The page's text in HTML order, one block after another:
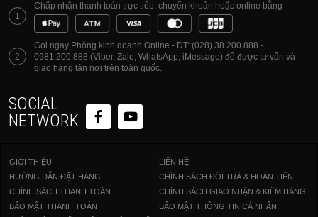
1
Chấp nhận thanh toán trực tiếp, chuyển khoản hoặc online bằng
2
Gọi ngay Phòng kinh doanh Online - ĐT: (028) 38.200.888 -
0981.200.888 (Viber, Zalo, WhatsApp, iMessage) để được tư vấn và
giao hàng tận nơi trên toàn quốc.
SOCIAL
NETWORK
GIỚI THIỆU
LIÊN HỆ
HƯỚNG DẪN ĐẶT HÀNG
CHÍNH SÁCH ĐỔI TRẢ & HOÀN TIỀN
CHÍNH SÁCH THANH TOÁN
CHÍNH SÁCH GIAO NHẬN & KIỂM HÀNG
BẢO MẬT THANH TOÁN
BẢO MẬT THÔNG TIN CÁ NHÂN